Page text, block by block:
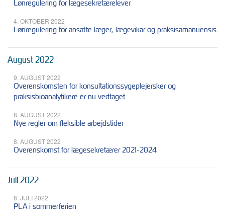
Lønregulering for lægesekretærelever
4. OKTOBER 2022
Lønregulering for ansatte læger, lægevikar og praksisamanuensis
August 2022
9. AUGUST 2022
Overenskomsten for konsultationssygeplejersker og
praksisbioanalytikere er nu vedtaget
8. AUGUST 2022
Nye regler om fleksible arbejdstider
8. AUGUST 2022
Overenskomst for lægesekretærer 2021-2024
Juli 2022
8. JULI 2022
PLA i sommerferien